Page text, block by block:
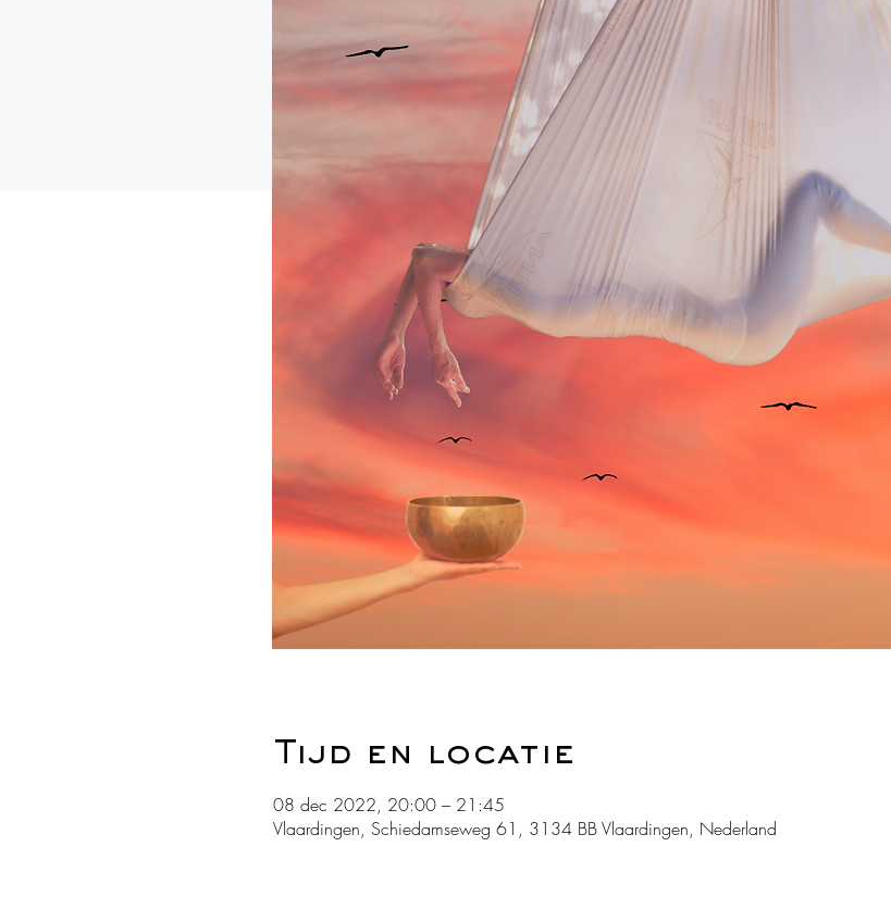
Tijd en locatie
08 dec 2022, 20:00 – 21:45
Vlaardingen, Schiedamseweg 61, 3134 BB Vlaardingen, Nederland